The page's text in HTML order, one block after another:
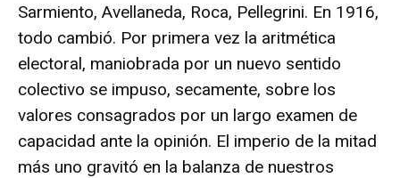
Sarmiento, Avellaneda, Roca, Pellegrini. En 1916,
todo cambió. Por primera vez la aritmética
electoral, maniobrada por un nuevo sentido
colectivo se impuso, secamente, sobre los
valores consagrados por un largo examen de
capacidad ante la opinión. El imperio de la mitad
más uno gravitó en la balanza de nuestros